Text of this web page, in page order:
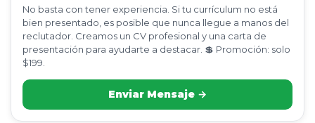
No basta con tener experiencia. Si tu currículum no está
bien presentado, es posible que nunca llegue a manos del
reclutador. Creamos un CV profesional y una carta de
presentación para ayudarte a destacar. 💲 Promoción: solo
$199.
Enviar Mensaje →